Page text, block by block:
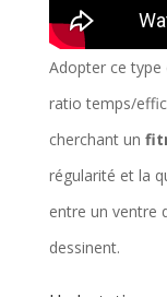
Adopter ce type
ratio temps/
cherchant un
régularité et la
entre un ventre
dessinent.